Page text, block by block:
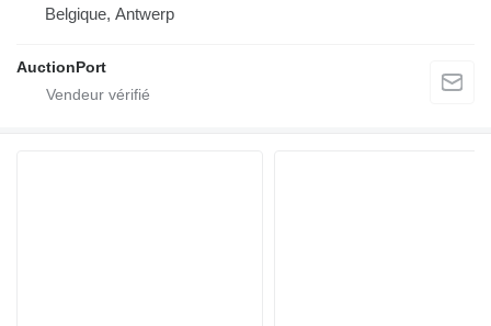
Belgique, Antwerp
AuctionPort